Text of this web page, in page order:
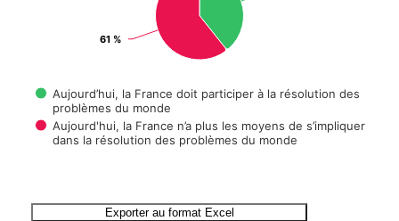
61 %
Aujourd’hui, la France doit participer à la résolution des
problèmes du monde
Aujourd'hui, la France n’a plus les moyens de s’impliquer
dans la résolution des problèmes du monde
End of interactive chart.
Exporter au format Excel